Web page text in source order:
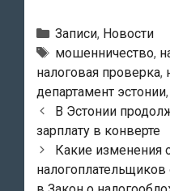
Рубрики
Записи, Новости
Метки
мошенничество,
налоговая проверка,
департамент эстонии,
Навигация
по
записям
В Эстонии
зарплату в конверте
Какие изменения